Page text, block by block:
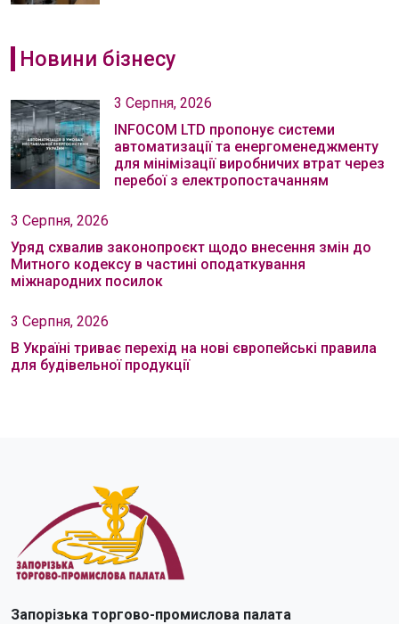
Новини бізнесу
3 Серпня, 2026
INFOCOM LTD пропонує системи
автоматизації та енергоменеджменту
для мінімізації виробничих втрат через
перебої з електропостачанням
3 Серпня, 2026
Уряд схвалив законопроєкт щодо внесення змін до
Митного кодексу в частині оподаткування
міжнародних посилок
3 Серпня, 2026
В Україні триває перехід на нові європейські правила
для будівельної продукції
Запорізька торгово-промислова палата